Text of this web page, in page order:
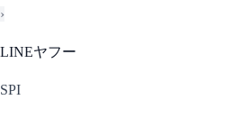
›
LINEヤフー
SPI